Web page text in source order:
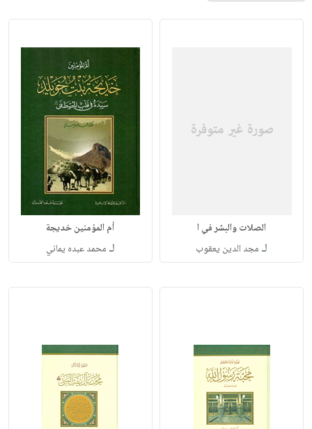
الصلات والبشر في ا
لـ مجد الدين يعقوب
أم المؤمنين خديجة
لـ محمد عبده يماني